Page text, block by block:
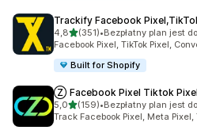
Trackify Facebook
4,8na 5 gwiazdek
(351)
Łączna liczba recenzji: 351
•Bezpłatny plan jest
Facebook Pixel, TikTok Pixel,
Built for Shopify
Ⓩ Facebook Pixel Tiktok Pixel
5,0na 5 gwiazdek
(159)
Łączna liczba recenzji: 159
•Bezpłatny plan jest
Track Facebook Pixel, Meta Pixel,